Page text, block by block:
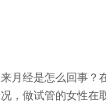
月经是怎么回事？
，做试管的女性在